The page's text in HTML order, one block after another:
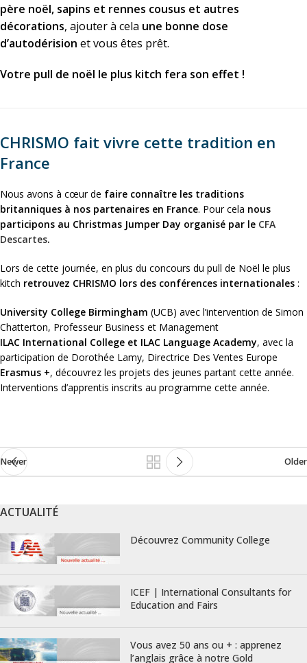
père noël, sapins et rennes cousus et autres
décorations, ajouter à cela une bonne dose
d’autodérision et vous êtes prêt.
Votre pull de noël le plus kitch fera son effet !
CHRISMO fait vivre cette tradition en
France
Nous avons à cœur de faire connaître les traditions
britanniques à nos partenaires en France. Pour cela nous
participons au Christmas Jumper Day organisé par le CFA
Descartes.
Lors de cette journée, en plus du concours du pull de Noël le plus
kitch retrouvez CHRISMO lors des conférences internationales :
University College Birmingham (UCB) avec l’intervention de Simon
Chatterton, Professeur Business et Management
ILAC International College et ILAC Language Academy, avec la
participation de Dorothée Lamy, Directrice Des Ventes Europe
Erasmus +, découvrez les projets des jeunes partant cette année.
Interventions d’apprentis inscrits au programme cette année.
Newer Older
ACTUALITÉ
Découvrez Community College
ICEF | International Consultants for
Education and Fairs
Vous avez 50 ans ou + : apprenez
l’anglais grâce à notre Gold